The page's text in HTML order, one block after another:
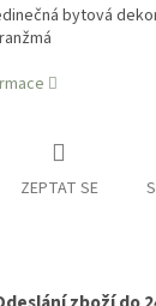
bytová
ZEPTAT SE